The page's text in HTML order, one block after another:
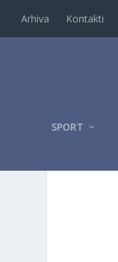
Arhiva Kontakti
SPORT